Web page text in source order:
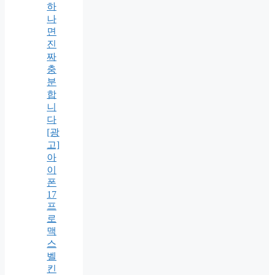
하
나
면
진
짜
충
분
합
니
다
[광
고]
아
이
폰
17
프
로
맥
스
벨
킨